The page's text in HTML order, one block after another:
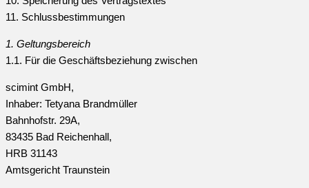
11. Schlussbestimmungen
1. Geltungsbereich
1.1. Für die Geschäftsbeziehung zwischen
scimint GmbH,
Inhaber: Tetyana Brandmüller
Bahnhofstr. 29A,
83435 Bad Reichenhall,
HRB 31143
Amtsgericht Traunstein